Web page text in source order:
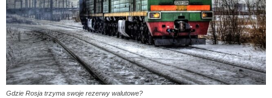
Gdzie Rosja trzyma swoje rezerwy walutowe?